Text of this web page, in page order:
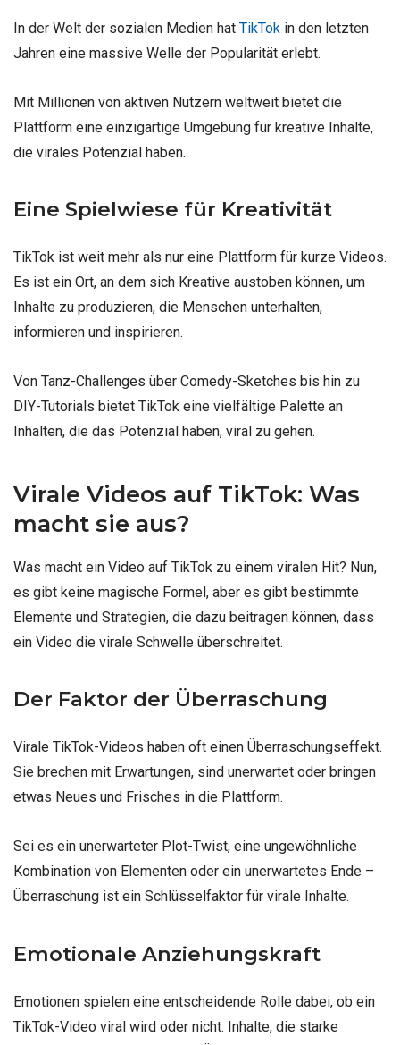
In der Welt der sozialen Medien hat TikTok in den letzten
Jahren eine massive Welle der Popularität erlebt.
Mit Millionen von aktiven Nutzern weltweit bietet die
Plattform eine einzigartige Umgebung für kreative Inhalte,
die virales Potenzial haben.
Eine Spielwiese für Kreativität
TikTok ist weit mehr als nur eine Plattform für kurze Videos.
Es ist ein Ort, an dem sich Kreative austoben können, um
Inhalte zu produzieren, die Menschen unterhalten,
informieren und inspirieren.
Von Tanz-Challenges über Comedy-Sketches bis hin zu
DIY-Tutorials bietet TikTok eine vielfältige Palette an
Inhalten, die das Potenzial haben, viral zu gehen.
Virale Videos auf TikTok: Was
macht sie aus?
Was macht ein Video auf TikTok zu einem viralen Hit? Nun,
es gibt keine magische Formel, aber es gibt bestimmte
Elemente und Strategien, die dazu beitragen können, dass
ein Video die virale Schwelle überschreitet.
Der Faktor der Überraschung
Virale TikTok-Videos haben oft einen Überraschungseffekt.
Sie brechen mit Erwartungen, sind unerwartet oder bringen
etwas Neues und Frisches in die Plattform.
Sei es ein unerwarteter Plot-Twist, eine ungewöhnliche
Kombination von Elementen oder ein unerwartetes Ende –
Überraschung ist ein Schlüsselfaktor für virale Inhalte.
Emotionale Anziehungskraft
Emotionen spielen eine entscheidende Rolle dabei, ob ein
TikTok-Video viral wird oder nicht. Inhalte, die starke